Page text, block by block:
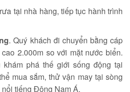
tại nhà hàng, tiếp tục hành trình
. Quý khách đi chuyển bằng cáp
2.000m so với mặt nước biển.
khám phá thế giới sống động tại
mua sắm, thử vận may tại sòng
tiếng Đông Nam Á.